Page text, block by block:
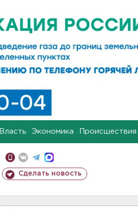
Власть Экономика Происшествия
Сделать новость